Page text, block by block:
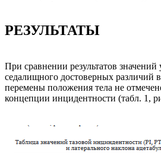
РЕЗУЛЬТАТЫ
При сравнении результатов значений
седалищного достоверных различий
перемены положения тела не
концепции инцидентности (табл. 1,